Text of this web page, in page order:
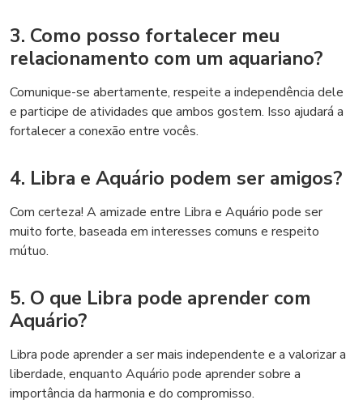
3. Como posso fortalecer meu
relacionamento com um aquariano?
Comunique-se abertamente, respeite a independência dele
e participe de atividades que ambos gostem. Isso ajudará a
fortalecer a conexão entre vocês.
4. Libra e Aquário podem ser amigos?
Com certeza! A amizade entre Libra e Aquário pode ser
muito forte, baseada em interesses comuns e respeito
mútuo.
5. O que Libra pode aprender com
Aquário?
Libra pode aprender a ser mais independente e a valorizar a
liberdade, enquanto Aquário pode aprender sobre a
importância da harmonia e do compromisso.